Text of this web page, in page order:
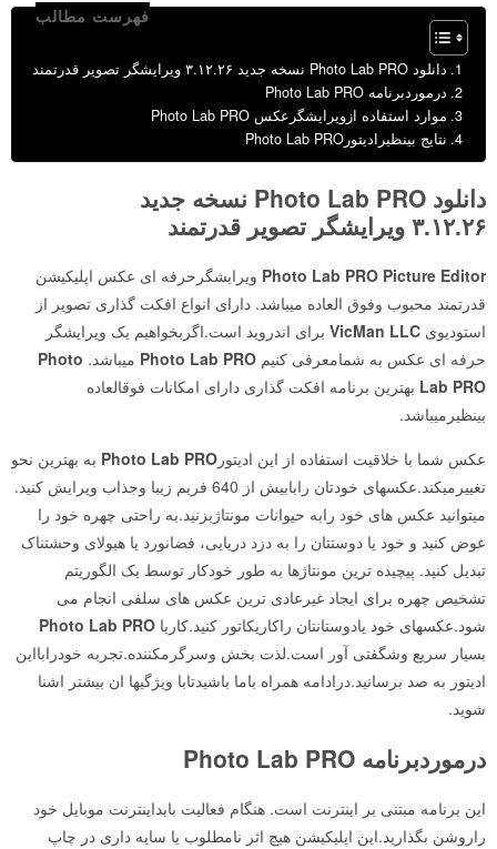
فهرست مطالب
دانلود Photo Lab PRO نسخه جدید ۳.۱۲.۲۶ ویرایشگر تصویر قدرتمند
درموردبرنامه Photo Lab PRO
موارد استفاده ازویرایشگرعکس Photo Lab PRO
نتایج بینظیرادیتورPhoto Lab PRO
دانلود Photo Lab PRO نسخه جدید
۳.۱۲.۲۶ ویرایشگر تصویر قدرتمند
Photo Lab PRO Picture Editor ویرایشگرحرفه ای عکس اپلیکیشن
قدرتمند محبوب وفوق العاده میباشد. دارای انواع افکت گذاری تصویر از
استودیوی VicMan LLC برای اندروید است.اگربخواهیم یک ویرایشگر
حرفه ای عکس به شمامعرفی کنیم Photo Lab PRO میباشد. Photo
Lab PRO بهترین برنامه افکت گذاری دارای امکانات فوقالعاده
بینظیرمیباشد.
عکس شما با خلاقیت استفاده از این ادیتور Photo Lab PRO به بهترین نحو
تغییرمیکند.عکسهای خودتان رابابیش از 640 فریم زیبا وجذاب ویرایش کنید.
میتوانید عکس های خود رابه حیوانات مونتاژبزنید.به راحتی چهره خود را
عوض کنید و خود یا دوستتان را به دزد دریایی، فضانورد یا هیولای وحشتناک
تبدیل کنید. پیچیده ترین مونتاژها به طور خودکار توسط یک الگوریتم
تشخیص چهره برای ایجاد غیرعادی ترین عکس های سلفی انجام می
شود.عکسهای خود یادوستانتان راکاریکاتور کنید.کاربا Photo Lab PRO
بسیار سریع وشگفتی آور است.لذت بخش وسرگرمکننده.تجربه خودرابااین
ادیتور به صد برسانید.درادامه همراه باما باشیدتابا ویژگیها ان بیشتر اشنا
شوید.
درموردبرنامه Photo Lab PRO
این برنامه مبتنی بر اینترنت است. هنگام فعالیت بایداینترنت موبایل خود
راروشن بگذارید.این اپلیکیشن هیچ اثر نامطلوب یا سایه داری در چاپ